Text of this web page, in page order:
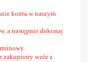
konta w naszym
a następnie dokonaj
zakupiony wzór z